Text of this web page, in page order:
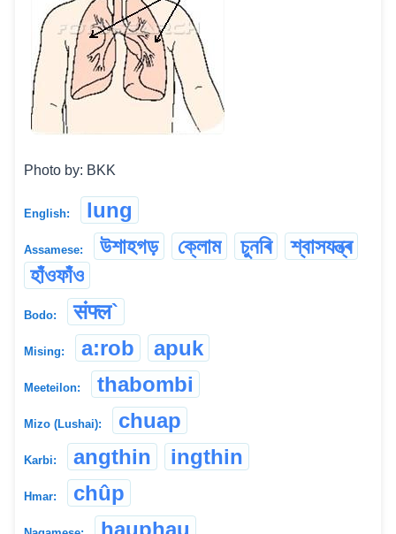
Photo by: BKK
English: lung
Assamese: উশাহগড় ক্লোম চুনৰি
শ্বাসযন্ত্ৰ
হাঁওফাঁও
Bodo: संफ्ल`
Mising: a:rob apuk
Meeteilon: thabombi
Mizo (Lushai): chuap
Karbi: angthin ingthin
Hmar: chûp
hauphau